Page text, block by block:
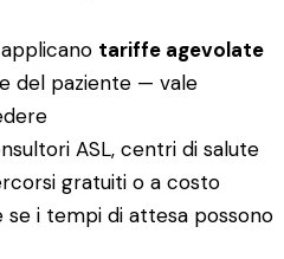
tariffe agevolate
del paziente — vale
ASL, centri di salute
gratuiti o a costo
i tempi di attesa possono